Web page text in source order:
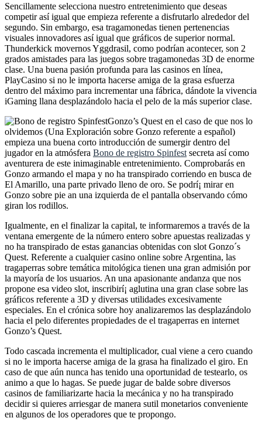
Sencillamente selecciona nuestro entretenimiento que deseas
competir así­ igual que empieza referente a disfrutarlo alrededor del
segundo. Sin embargo, esa tragamonedas tienen pertenencias
visuales innovadores así­ igual que gráficos de superior normal.
Thunderkick movernos Yggdrasil, como podrí­an acontecer, son 2
grados amistades para las juegos sobre tragamonedas 3D de enorme
clase. Una buena pasión profunda para las casinos en línea,
PlayCasino si no le importa hacerse amiga de la grasa esfuerza
dentro del máximo para incrementar una fábrica, dándote la vivencia
iGaming llana desplazándolo hacia el pelo de la más superior clase.
Gonzo’s Quest en el caso de que nos lo
olvidemos (Una Exploración sobre Gonzo referente a español)
empieza una buena corto introducción de sumergir dentro del
jugador en la atmósfera Bono de registro Spinfest secreta así­ como
aventurera de este inimaginable entretenimiento. Comprobarás en
Gonzo armando el mapa y no ha transpirado corriendo en busca de
El Amarillo, una parte privado lleno de oro. Se podrí¡ mirar en
Gonzo sobre pie an una izquierda de el pantalla observando cómo
giran los rodillos.
Igualmente, en el finalizar la capital, te informaremos a través de la
ventana emergente de la número entero sobre apuestas realizadas y
no ha transpirado de estas ganancias obtenidas con slot Gonzo´s
Quest. Referente a cualquier casino online sobre Argentina, las
tragaperras sobre temática mitológica tienen una gran admisión por
la mayoría de los usuarios. An una apasionante andanza que nos
propone esa video slot, inscribirí¡ aglutina una gran clase sobre las
gráficos referente a 3D y diversas utilidades excesivamente
especiales. En el crónica sobre hoy analizaremos las desplazándolo
hacia el pelo diferentes propiedades de el tragaperras en internet
Gonzo’s Quest.
Todo cascada incrementa el multiplicador, cual viene a cero cuando
si no le importa hacerse amiga de la grasa ha finalizado el giro. En
caso de que aún nunca has tenido una oportunidad de testearlo, os
animo a que lo hagas. Se puede jugar de balde sobre diversos
casinos de familiarizarte hacia la mecánica y no ha transpirado
decidir si quieres arriesgar de manera sutil monetarios conveniente
en algunos de los operadores que te propongo.